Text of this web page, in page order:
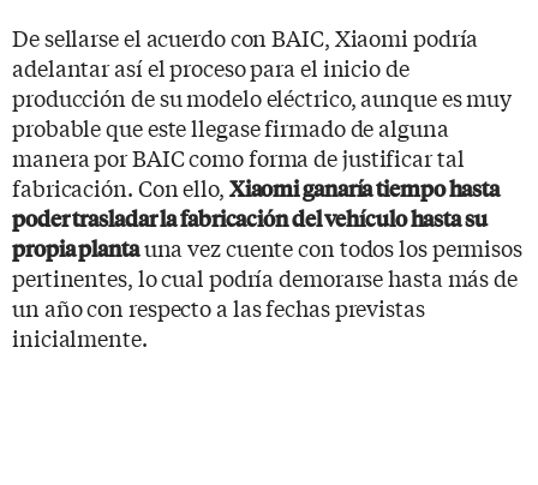
De sellarse el acuerdo con BAIC, Xiaomi podría
adelantar así el proceso para el inicio de
producción de su modelo eléctrico, aunque es muy
probable que este llegase firmado de alguna
manera por BAIC como forma de justificar tal
fabricación. Con ello, Xiaomi ganaría tiempo hasta
poder trasladar la fabricación del vehículo hasta su
propia plantauna vez cuente con todos los permisos
pertinentes, lo cual podría demorarse hasta más de
un año con respecto a las fechas previstas
inicialmente.